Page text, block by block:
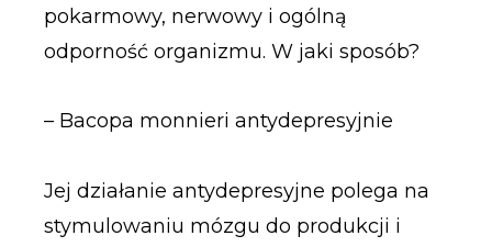
pokarmowy, nerwowy i ogólną
odporność organizmu. W jaki sposób?
– Bacopa monnieri antydepresyjnie
Jej działanie antydepresyjne polega na
stymulowaniu mózgu do produkcji i